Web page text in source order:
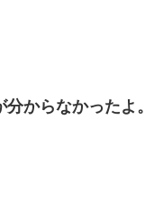
からなかったよ。